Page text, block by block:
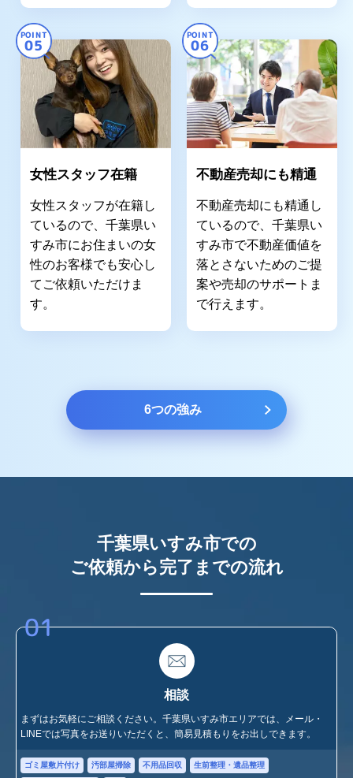
POINT
05
女性スタッフ在籍
女性スタッフが在籍し
ているので、千葉県い
すみ市にお住まいの女
性のお客様でも安心し
てご依頼いただけま
す。
POINT
06
不動産売却にも精通
不動産売却にも精通し
ているので、千葉県い
すみ市で不動産価値を
落とさないためのご提
案や売却のサポートま
で行えます。
6つの強み
千葉県いすみ市での
ご依頼から完了までの流れ
01
相談
まずはお気軽にご相談ください。千葉県いすみ市エリアでは、メール・
LINEでは写真をお送りいただくと、簡易見積もりをお出しできます。
ゴミ屋敷片付け 汚部屋掃除 不用品回収 生前整理・遺品整理